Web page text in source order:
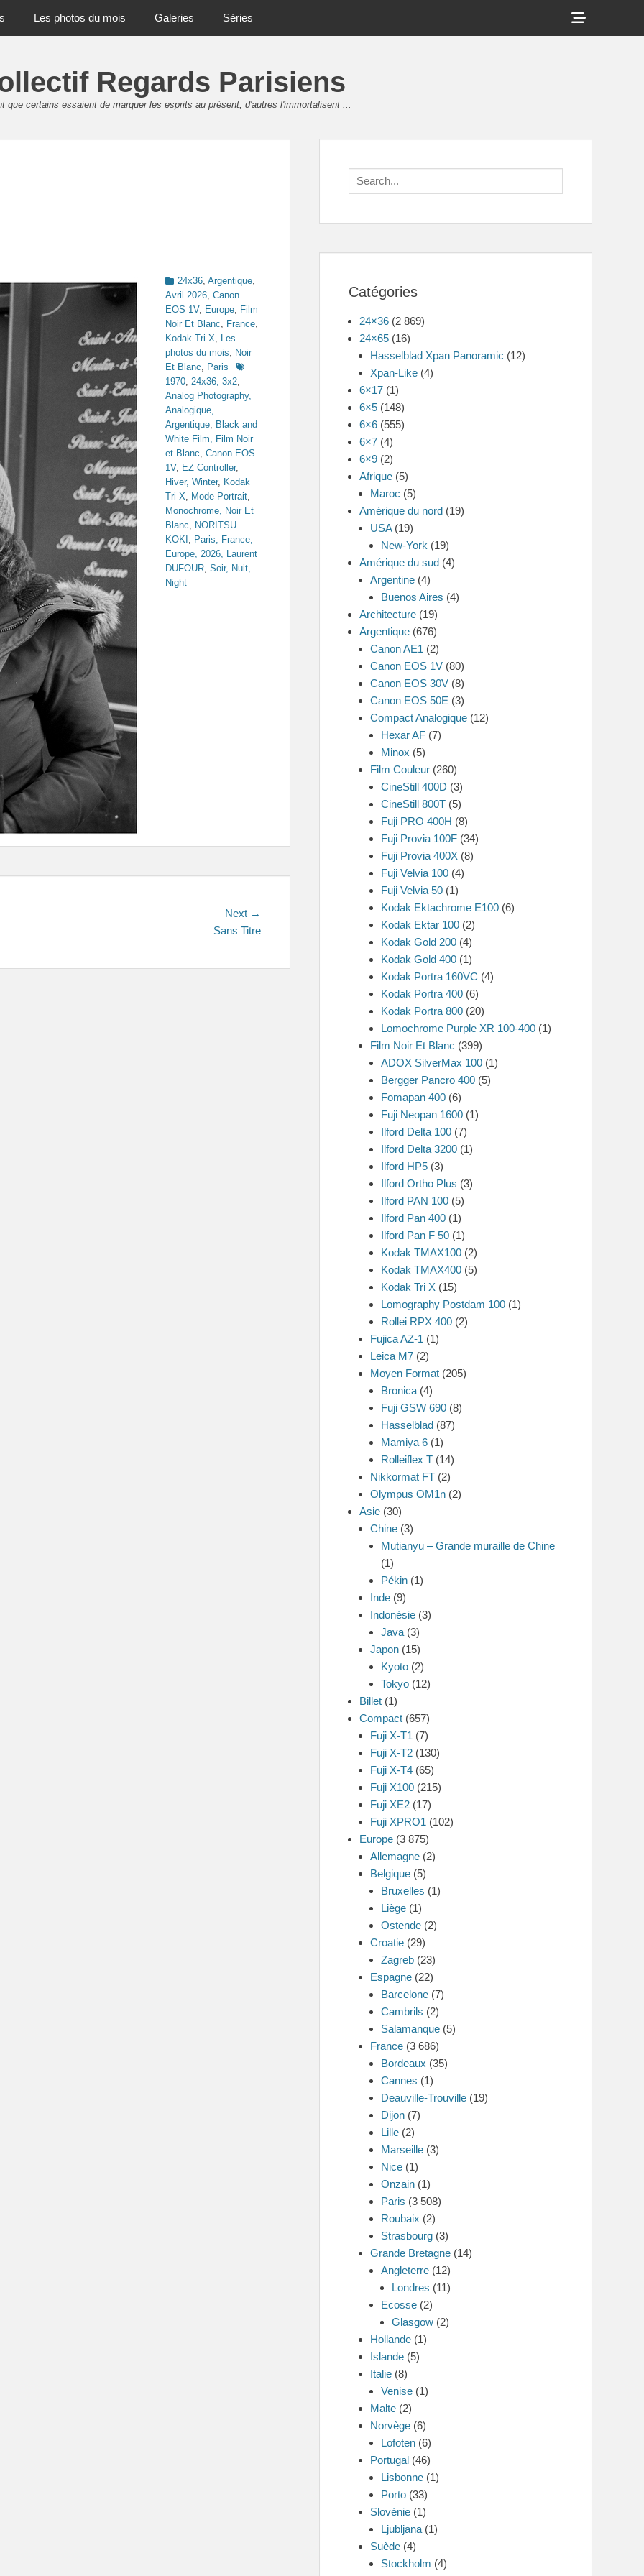
Les photos du mois Galeries Séries
Show
Header
Regards Parisiens
que certains essaient de marquer les esprits au présent, d'autres l'immortalisent ...
Categories
24x36, Argentique,
Avril 2026, Canon
EOS 1V, Europe, Film
Noir Et Blanc, France,
Kodak Tri X, Les
photos du mois, Noir
Et Blanc, Paris
Tags
1970, 24x36, 3x2,
Analog Photography,
Analogique,
Argentique, Black and
White Film, Film Noir
et Blanc, Canon EOS
1V, EZ Controller,
Hiver, Winter, Kodak
Tri X, Mode Portrait,
Monochrome, Noir Et
Blanc, NORITSU
KOKI , Paris, France,
Europe, 2026, Laurent
DUFOUR, Soir, Nuit,
Night
Next →
post:
Sans Titre
Search
for:
Catégories
24×36 (2 869)
24×65 (16)
Hasselblad Xpan Panoramic (12)
Xpan-Like (4)
6×17 (1)
6×5 (148)
6×6 (555)
6×7 (4)
6×9 (2)
Afrique (5)
Maroc (5)
Amérique du nord (19)
USA(19)
New-York (19)
Amérique du sud (4)
Argentine (4)
Buenos Aires (4)
Architecture (19)
Argentique (676)
Canon AE1 (2)
Canon EOS 1V (80)
Canon EOS 30V (8)
Canon EOS 50E (3)
Compact Analogique (12)
Hexar AF (7)
Minox (5)
Film Couleur (260)
CineStill 400D (3)
CineStill 800T (5)
Fuji PRO 400H (8)
Fuji Provia 100F (34)
Fuji Provia 400X (8)
Fuji Velvia 100 (4)
Fuji Velvia 50 (1)
Kodak Ektachrome E100 (6)
Kodak Ektar 100 (2)
Kodak Gold 200 (4)
Kodak Gold 400 (1)
Kodak Portra 160VC (4)
Kodak Portra 400 (6)
Kodak Portra 800 (20)
Lomochrome Purple XR 100-400 (1)
Film Noir Et Blanc (399)
ADOX SilverMax 100 (1)
Bergger Pancro 400 (5)
Fomapan 400 (6)
Fuji Neopan 1600 (1)
Ilford Delta 100 (7)
Ilford Delta 3200 (1)
Ilford HP5 (3)
Ilford Ortho Plus (3)
Ilford PAN 100 (5)
Ilford Pan 400 (1)
Ilford Pan F 50 (1)
Kodak TMAX100 (2)
Kodak TMAX400 (5)
Kodak Tri X (15)
Lomography Postdam 100 (1)
Rollei RPX 400 (2)
Fujica AZ-1 (1)
Leica M7 (2)
Moyen Format (205)
Bronica (4)
Fuji GSW 690 (8)
Hasselblad (87)
Mamiya 6 (1)
Rolleiflex T (14)
Nikkormat FT (2)
Olympus OM1n (2)
Asie (30)
Chine (3)
Mutianyu – Grande muraille de Chine
(1)
Pékin (1)
Inde (9)
Indonésie (3)
Java (3)
Japon (15)
Kyoto (2)
Tokyo (12)
Billet (1)
Compact (657)
Fuji X-T1 (7)
Fuji X-T2 (130)
Fuji X-T4 (65)
Fuji X100 (215)
Fuji XE2 (17)
Fuji XPRO1 (102)
Europe (3 875)
Allemagne (2)
Belgique (5)
Bruxelles (1)
Liège (1)
Ostende (2)
Croatie (29)
Zagreb (23)
Espagne (22)
Barcelone (7)
Cambrils (2)
Salamanque (5)
France (3 686)
Bordeaux (35)
Cannes (1)
Deauville-Trouville (19)
Dijon (7)
Lille (2)
Marseille (3)
Nice (1)
Onzain (1)
Paris (3 508)
Roubaix (2)
Strasbourg (3)
Grande Bretagne (14)
Angleterre (12)
Londres (11)
Ecosse (2)
Glasgow (2)
Hollande (1)
Islande (5)
Italie (8)
Venise (1)
Malte (2)
Norvège (6)
Lofoten (6)
Portugal (46)
Lisbonne (1)
Porto (33)
Slovénie (1)
Ljubljana (1)
Suède (4)
Stockholm (4)